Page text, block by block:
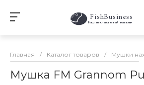
FishBusiness
Ваш нахлыстовый магазин
Главная / Каталог товаров / Мушки
Мушка FM Grannom